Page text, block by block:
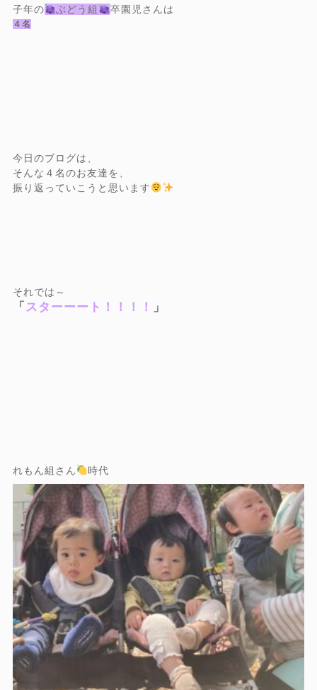
子年の ぶどう組 卒園児さんは
４名
今日のブログは、
そんな４名のお友達を、
振り返っていこうと思います
それでは～
「 スターーート！！！！ 」
れもん組さん 時代